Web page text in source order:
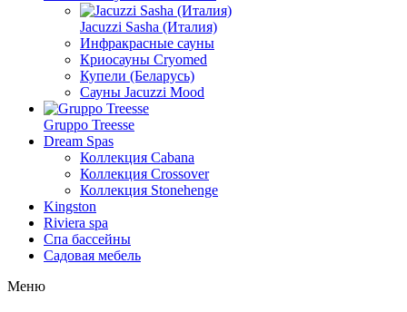
Jacuzzi Sasha (Италия)
Инфракрасные сауны
Криосауны Cryomed
Купели (Беларусь)
Сауны Jacuzzi Mood
Gruppo Treesse
Dream Spas
Коллекция Cabana
Коллекция Crossover
Коллекция Stonehenge
Kingston
Riviera spa
Спа бассейны
Садовая мебель
Меню